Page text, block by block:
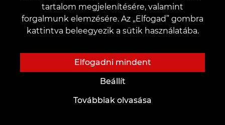
tartalom megjelenítésére, valamint
forgalmunk elemzésére. Az „Elfogad” gombra
kattintva beleegyezik a sütik használatába.
Elfogadni mindent
Beállít
Továbbiak olvasása